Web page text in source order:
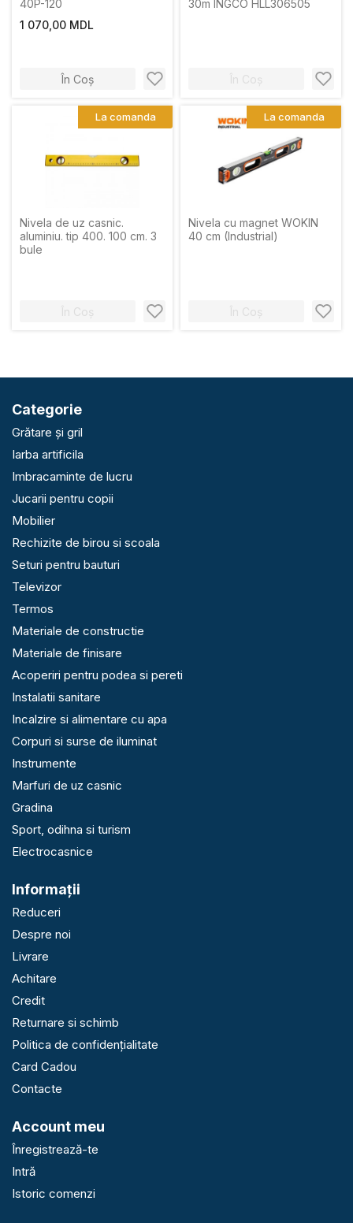
40P-120
1 070,00 MDL
În Coș
30m INGCO HLL306505
În Coș
Nivela de uz casnic.
aluminiu. tip 400. 100 cm. 3
bule
În Coș
La comanda
Nivela cu magnet WOKIN
40 cm (Industrial)
În Coș
La comanda
Categorie
Grătare și gril
Iarba artificila
Imbracaminte de lucru
Jucarii pentru copii
Mobilier
Rechizite de birou si scoala
Seturi pentru bauturi
Televizor
Termos
Materiale de constructie
Materiale de finisare
Acoperiri pentru podea si pereti
Instalatii sanitare
Incalzire si alimentare cu apa
Corpuri si surse de iluminat
Instrumente
Marfuri de uz casnic
Gradina
Sport, odihna si turism
Electrocasnice
Informaţii
Reduceri
Despre noi
Livrare
Achitare
Credit
Returnare si schimb
Politica de confidențialitate
Card Cadou
Contacte
Account meu
Înregistrează-te
Intră
Istoric comenzi